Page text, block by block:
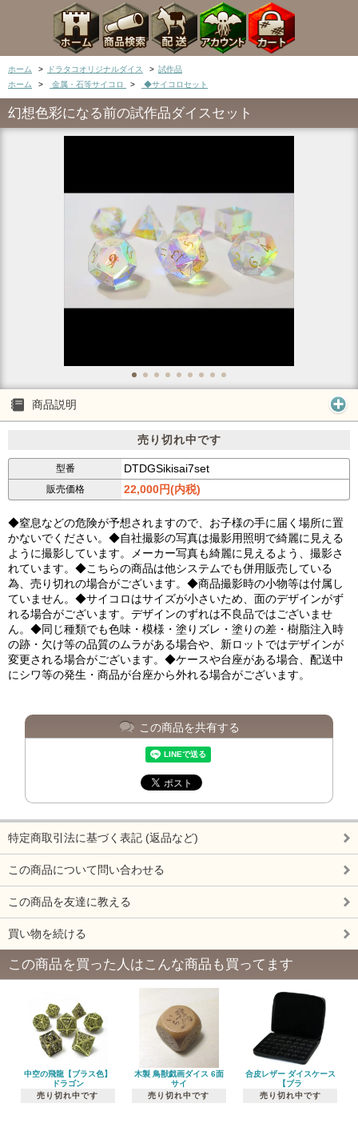
ホーム > ドラタコオリジナルダイス > 試作品
ホーム
> 金属・石等サイコロ > ◆サイコロセット
幻想色彩になる前の試作品ダイスセット
商品説明
売り切れ中です
型番 DTDGSikisai7set
販売価格 22,000円(内税)
◆窒息などの危険が予想されますので、お子様の手に届く場所に置
かないでください。◆自社撮影の写真は撮影用照明で綺麗に見える
ように撮影しています。メーカー写真も綺麗に見えるよう、撮影さ
れています。◆こちらの商品は他システムでも併用販売している
為、売り切れの場合がございます。◆商品撮影時の小物等は付属し
ていません。◆サイコロはサイズが小さいため、面のデザインがず
れる場合がございます。デザインのずれは不良品ではございませ
ん。◆同じ種類でも色味・模様・塗りズレ・塗りの差・樹脂注入時
の跡・欠け等の品質のムラがある場合や、新ロットではデザインが
変更される場合がございます。◆ケースや台座がある場合、配送中
にシワ等の発生・商品が台座から外れる場合がございます。
この商品を共有する
特定商取引法に基づく表記 (返品など)
この商品について問い合わせる
この商品を友達に教える
買い物を続ける
この商品を買った人はこんな商品も買ってます
中空の飛龍【ブラス色】
ドラゴン
売り切れ中です
木製 鳥獣戯画ダイス 6面
サイ
売り切れ中です
合皮レザー ダイスケース
【ブラ
売り切れ中です